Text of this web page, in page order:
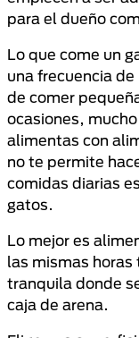
para el dueño
Lo que come un
una frecuencia
de comer
ocasiones,
alimentas con
no te permite
comidas diarias
gatos.
Lo mejor es
las mismas horas
tranquila donde
caja de arena.